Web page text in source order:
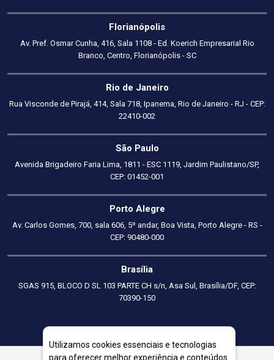
Florianópolis
Av. Pref. Osmar Cunha, 416, Sala 1108 - Ed. Koerich Empresarial Rio
Branco, Centro, Florianópolis - SC
Rio de Janeiro
Rua Visconde de Pirajá, 414, Sala 718, Ipanema, Rio de Janeiro - RJ - CEP:
22410-002
São Paulo
Avenida Brigadeiro Faria Lima, 1811 - ESC 1119, Jardim Paulistano/SP,
CEP: 01452-001
Porto Alegre
Av. Carlos Gomes, 700, sala 606, 5º andar, Boa Vista, Porto Alegre - RS -
CEP: 90480-000
Brasília
SGAS 915, BLOCO D SL 103 PARTE CH s/n, Asa Sul, Brasília/DF, CEP:
70390-150
Utilizamos cookies essenciais e tecnologias
para oferecer melhor experiência e conteúdos